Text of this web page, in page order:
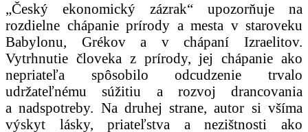
„Český ekonomický zázrak“ upozorňuje na
rozdielne chápanie prírody a mesta v staroveku
Babylonu, Grékov a v chápaní Izraelitov.
Vytrhnutie človeka z prírody, jej chápanie ako
nepriateľa spôsobilo odcudzenie trvalo
udržateľnému súžitiu a rozvoj drancovania
a nadspotreby. Na druhej strane, autor si všíma
výskyt lásky, priateľstva a nezištnosti ako